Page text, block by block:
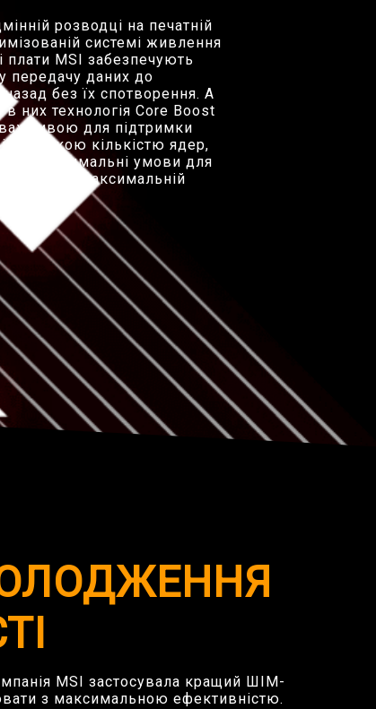
розводці на печатній
системі живлення
плати MSI забезпечують
передачу даних до
назад без їх спотворення. А
в них технологія Core Boost
важливою для підтримки
із великою кількістю ядер,
оптимальні умови для
на максимальній
MSI застосувала кращий ШІМ-
з максимальною ефективністю.